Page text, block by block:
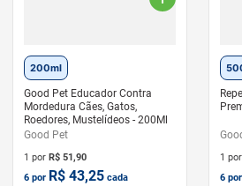
200ml
Good Pet Educador Contra
Mordedura Cães, Gatos,
Roedores, Mustelídeos - 200Ml
Good Pet
1 por R$ 51,90
6 por R$ 43,25 cada
1 por
6 por